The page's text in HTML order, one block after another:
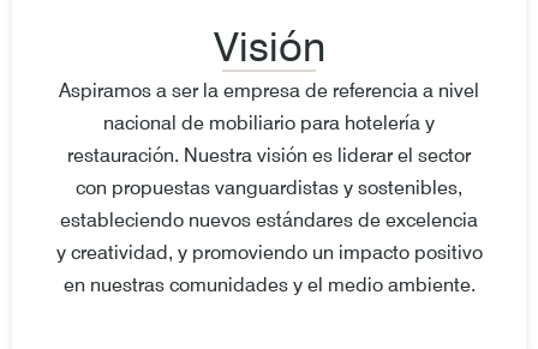
Visión
Aspiramos a ser la empresa de referencia a nivel
nacional de mobiliario para hotelería y
restauración. Nuestra visión es liderar el sector
con propuestas vanguardistas y sostenibles,
estableciendo nuevos estándares de excelencia
y creatividad, y promoviendo un impacto positivo
en nuestras comunidades y el medio ambiente.